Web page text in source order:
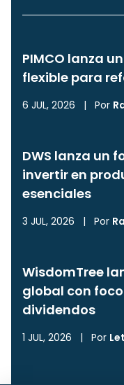
PIMCO lanza
flexible para
6 JUL, 2026 | Por
DWS lanza un
invertir en
esenciales
3 JUL, 2026 | Por
WisdomTree
global con
dividendos
1 JUL, 2026 | Por